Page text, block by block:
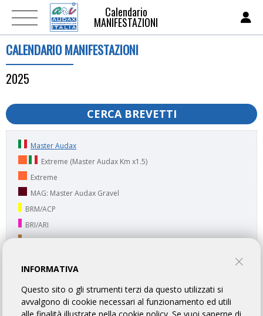
Calendario
MANIFESTAZIONI
CALENDARIO MANIFESTAZIONI
2025
CERCA BREVETTI
Master Audax
Extreme (Master Audax Km x1.5)
Extreme
MAG: Master Audax Gravel
BRM/ACP
BRI/ARI
BOR/ARI
cp/ARI
cpOR/ARI
INFORMATIVA
Questo sito o gli strumenti terzi da questo utilizzati si
avvalgono di cookie necessari al funzionamento ed utili